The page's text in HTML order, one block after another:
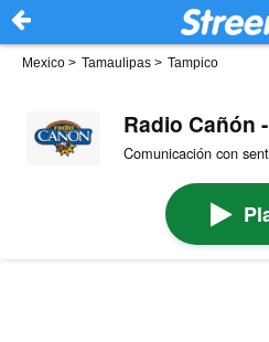
Mexico > Tamaulipas > Tampico
Radio Cañón
Comunicación con